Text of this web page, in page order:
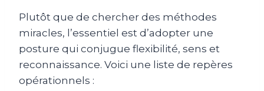
Plutôt que de chercher des méthodes
miracles, l’essentiel est d’adopter une
posture qui conjugue flexibilité, sens et
reconnaissance. Voici une liste de repères
opérationnels :